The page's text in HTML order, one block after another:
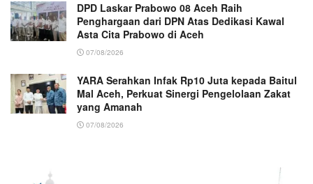
DPD Laskar Prabowo 08 Aceh Raih
Penghargaan dari DPN Atas Dedikasi Kawal
Asta Cita Prabowo di Aceh
07/08/2026
YARA Serahkan Infak Rp10 Juta kepada Baitul
Mal Aceh, Perkuat Sinergi Pengelolaan Zakat
yang Amanah ‎
07/08/2026